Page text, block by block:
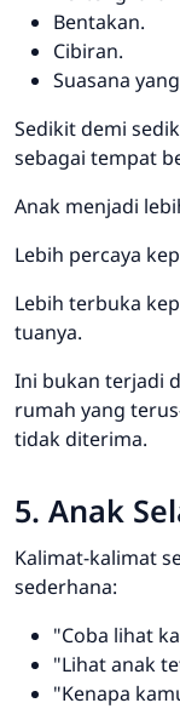
Bentakan.
Cibiran.
Suasana
Sedikit demi
sebagai tempat
Anak menjadi
Lebih percaya
Lebih terbuka
tuanya.
Ini bukan terjadi
rumah yang
tidak diterima.
5. Anak
Kalimat-kalimat
sederhana:
"Coba lihat
"Lihat anak
"Kenapa